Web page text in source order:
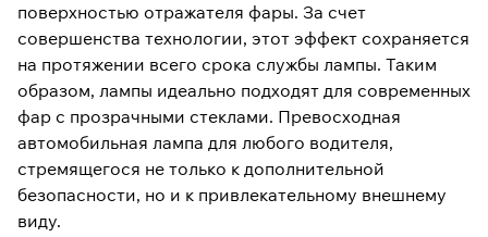
поверхностью отражателя фары. За счет
совершенства технологии, этот эффект сохраняется
на протяжении всего срока службы лампы. Таким
образом, лампы идеально подходят для современных
фар с прозрачными стеклами. Превосходная
автомобильная лампа для любого водителя,
стремящегося не только к дополнительной
безопасности, но и к привлекательному внешнему
виду.